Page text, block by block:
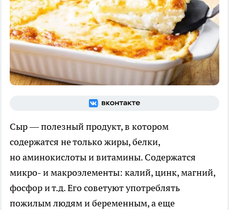
Сыр — полезный продукт, в котором
содержатся не только жиры, белки,
но аминокислоты и витамины. Содержатся
микро- и макроэлементы: калий, цинк, магний,
фосфор и т.д. Его советуют употреблять
пожилым людям и беременным, а еще